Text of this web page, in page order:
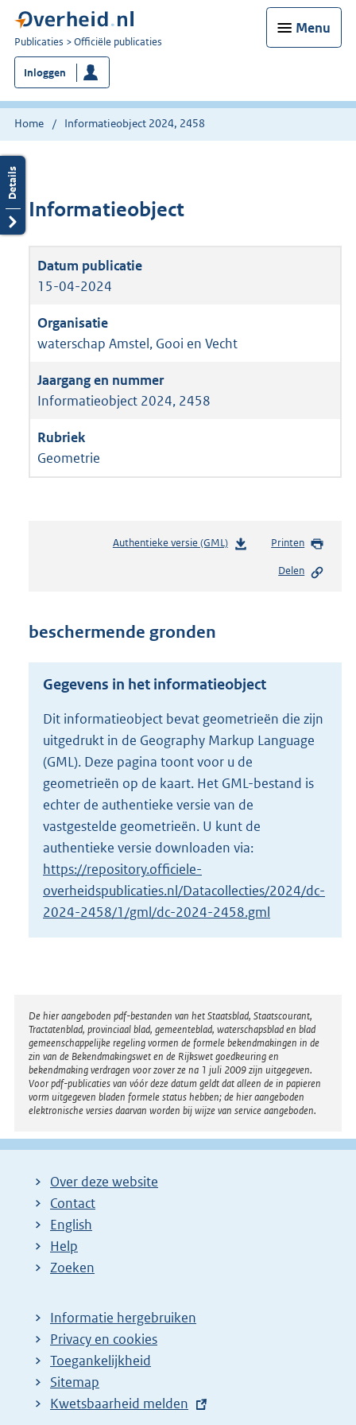
Menu
U
bent
nu
hier:
Publicaties Officiële publicaties
Inloggen
Home Informatieobject 2024, 2458
Informatieobject
15-04-2024
waterschap Amstel, Gooi en Vecht
Informatieobject 2024, 2458
Geometrie
Authentieke versie (GML)b
s
r
o
t
t
e
2
1
K
Printen
Delen
beschermende gronden
Gegevens in het informatieobject
Dit informatieobject bevat geometrieën die zijn
uitgedrukt in de Geography Markup Language
(GML). Deze pagina toont voor u de
geometrieën op de kaart. Het GML-bestand is
echter de authentieke versie van de
vastgestelde geometrieën. U kunt de
authentieke versie downloaden via:
https://repository.officiele-
overheidspublicaties.nl/Datacollecties/2024/dc-
2024-2458/1/gml/dc-2024-2458.gml
Disclaimer
De hier aangeboden pdf-bestanden van het Staatsblad, Staatscourant,
Tractatenblad, provinciaal blad, gemeenteblad, waterschapsblad en blad
gemeenschappelijke regeling vormen de formele bekendmakingen in de
zin van de Bekendmakingswet en de Rijkswet goedkeuring en
bekendmaking verdragen voor zover ze na 1 juli 2009 zijn uitgegeven.
Voor pdf-publicaties van vóór deze datum geldt dat alleen de in papieren
vorm uitgegeven bladen formele status hebben; de hier aangeboden
elektronische versies daarvan worden bij wijze van service aangeboden.
Over deze website
Contact
English
Help
Zoeken
Informatie hergebruiken
Privacy en cookies
Toegankelijkheid
Sitemap
E
Kwetsbaarheid melden